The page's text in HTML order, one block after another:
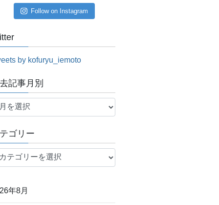
Follow on Instagram
by kofuryu_iemoto
記事月別
ゴリー
年8月